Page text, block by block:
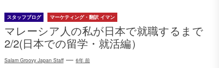
スタッフブログ マーケティング・翻訳 イマン
マレーシア人の私が日本で就職するまで
2/2(日本での留学・就活編）
Salam Groovy Japan Staff 6年 前